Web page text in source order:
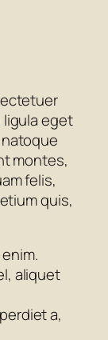
eget
montes,
felis,
quis,
aliquet
a,